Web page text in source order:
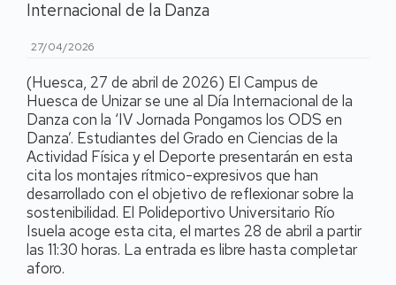
Internacional de la Danza
27/04/2026
(Huesca, 27 de abril de 2026) El Campus de
Huesca de Unizar se une al Día Internacional de la
Danza con la ‘IV Jornada Pongamos los ODS en
Danza’. Estudiantes del Grado en Ciencias de la
Actividad Física y el Deporte presentarán en esta
cita los montajes rítmico-expresivos que han
desarrollado con el objetivo de reflexionar sobre la
sostenibilidad. El Polideportivo Universitario Río
Isuela acoge esta cita, el martes 28 de abril a partir
las 11:30 horas. La entrada es libre hasta completar
aforo.